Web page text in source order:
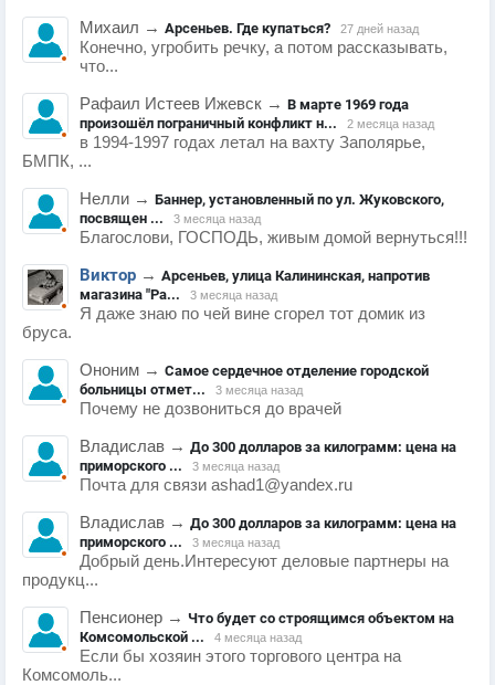
Михаил → Арсеньев. Где купаться? 27 дней назад
Конечно, угробить речку, а потом рассказывать,
что...
Рафаил Истеев Ижевск → В марте 1969 года
произошёл пограничный конфликт н...
2 месяца назад
в 1994-1997 годах летал на вахту Заполярье,
БМПК, ...
Нелли → Баннер, установленный по ул. Жуковского,
посвящен ...
3 месяца назад
Благослови, ГОСПОДЬ, живым домой вернуться!!!
Виктор → Арсеньев, улица Калининская, напротив
магазина "Ра...
3 месяца назад
Я даже знаю по чей вине сгорел тот домик из
бруса.
Ононим → Самое сердечное отделение городской
больницы отмет...
3 месяца назад
Почему не дозвониться до врачей
Владислав → До 300 долларов за килограмм: цена на
приморского ...
3 месяца назад
Почта для связи ashad1@yandex.ru
Владислав → До 300 долларов за килограмм: цена на
приморского ...
3 месяца назад
Добрый день.Интересуют деловые партнеры на
продукц...
Пенсионер → Что будет со строящимся объектом на
Комсомольской ...
4 месяца назад
Если бы хозяин этого торгового центра на
Комсомоль...